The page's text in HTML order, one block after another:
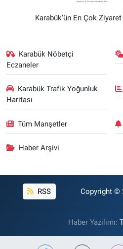
Karabük'ün En Çok
Karabük Nöbetçi
Eczaneler
Karabük Trafik Yoğunluk
Haritası
Tüm Manşetler
Haber Arşivi
RSS Copyright ©
Haber Yazılımı: